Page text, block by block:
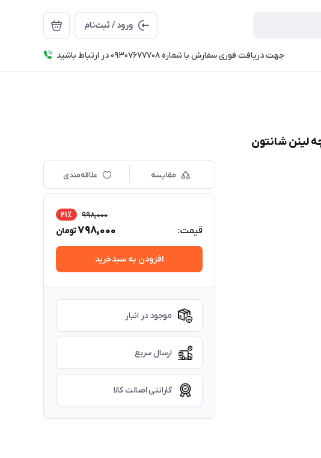
ورود / ثبت‌نام
جهت دریافت فوری سفارش با شماره 09307677708 در ارتباط باشید
لینن شانتون
مقایسه علاقه‌مندی
قیمت:
998,000 21٪
798,000تومان
افزودن به سبدخرید
موجود در انبار
ارسال سریع
گارانتی اصالت کالا